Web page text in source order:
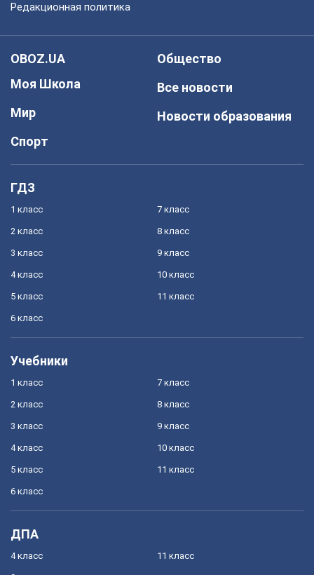
Редакционная политика
OBOZ.UA
Моя Школа
Мир
Спорт
Общество
Все новости
Новости образования
ГДЗ
1 класс
2 класс
3 класс
4 класс
5 класс
6 класс
7 класс
8 класс
9 класс
10 класс
11 класс
Учебники
1 класс
2 класс
3 класс
4 класс
5 класс
6 класс
7 класс
8 класс
9 класс
10 класс
11 класс
ДПА
4 класс 11 класс